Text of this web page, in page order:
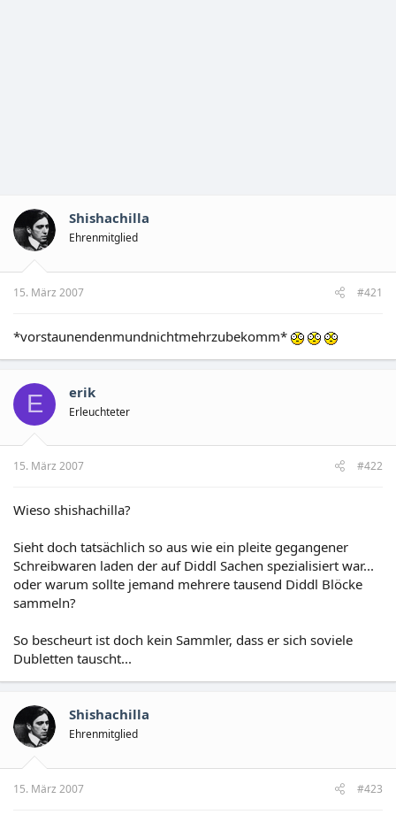
Shishachilla
Ehrenmitglied
15. März 2007 #421
*vorstaunendenmundnichtmehrzubekomm*
E erik
Erleuchteter
15. März 2007 #422
Wieso shishachilla?
Sieht doch tatsächlich so aus wie ein pleite gegangener
Schreibwaren laden der auf Diddl Sachen spezialisiert war...
oder warum sollte jemand mehrere tausend Diddl Blöcke
sammeln?
So bescheurt ist doch kein Sammler, dass er sich soviele
Dubletten tauscht...
Shishachilla
Ehrenmitglied
15. März 2007 #423